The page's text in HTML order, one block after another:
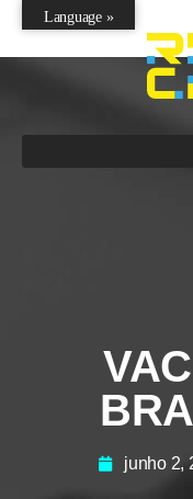
junho 2,
Language »